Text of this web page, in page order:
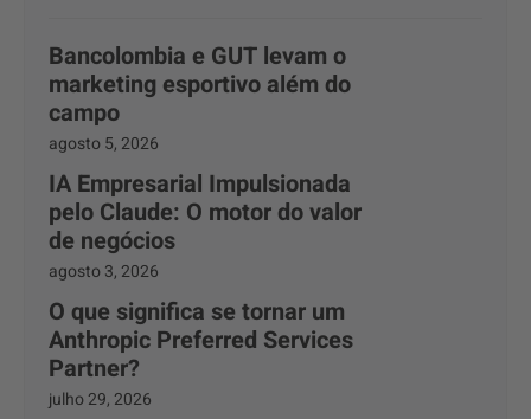
Bancolombia e GUT levam o
marketing esportivo além do
campo
agosto 5, 2026
IA Empresarial Impulsionada
pelo Claude: O motor do valor
de negócios
agosto 3, 2026
O que significa se tornar um
Anthropic Preferred Services
Partner?
julho 29, 2026